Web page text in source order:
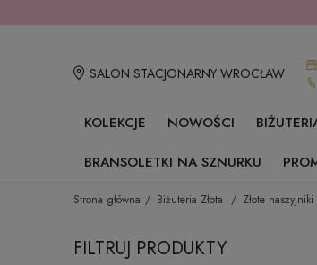
SALON STACJONARNY WROCŁAW
KOLEKCJE NOWOŚCI
BRANSOLETKI NA SZNURKU
Strona główna Biżuteria Złota Złote naszyjniki
FILTRUJ PRODUKTY